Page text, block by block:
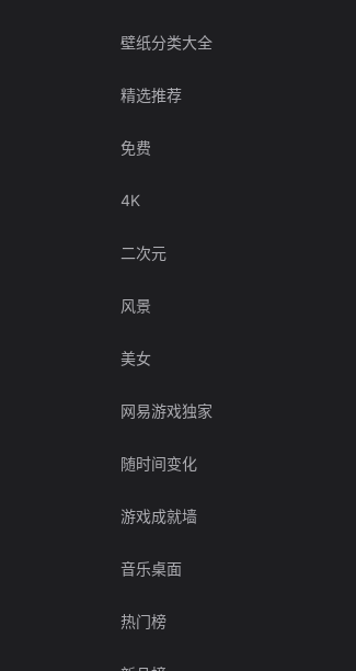
壁纸分类大全
精选推荐
免费
4K
二次元
风景
美女
网易游戏独家
随时间变化
游戏成就墙
音乐桌面
热门榜